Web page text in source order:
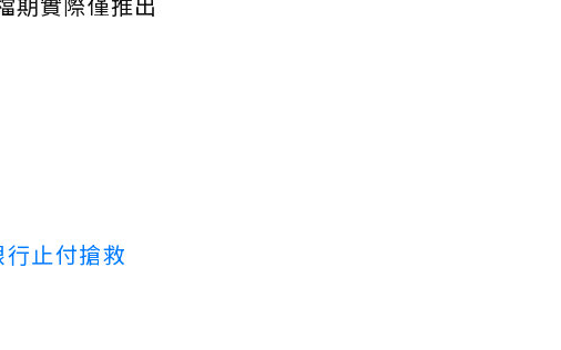
止付搶救